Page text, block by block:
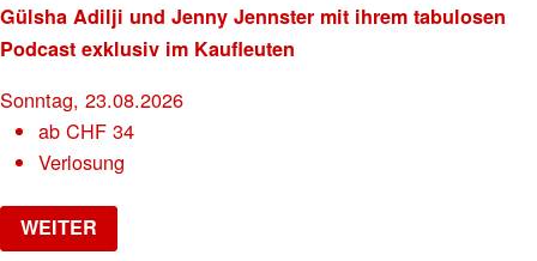
Gülsha Adilji und Jenny Jennster mit ihrem tabulosen
Podcast exklusiv im Kaufleuten
Sonntag, 23.08.2026
abCHF 34
Verlosung
WEITER